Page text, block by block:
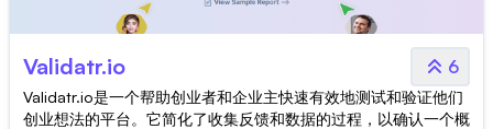
Validatr.io 6
Validatr.io是一个帮助创业者和企业主快速有效地测试和验证他们
创业想法的平台。它简化了收集反馈和数据的过程，以确认一个概